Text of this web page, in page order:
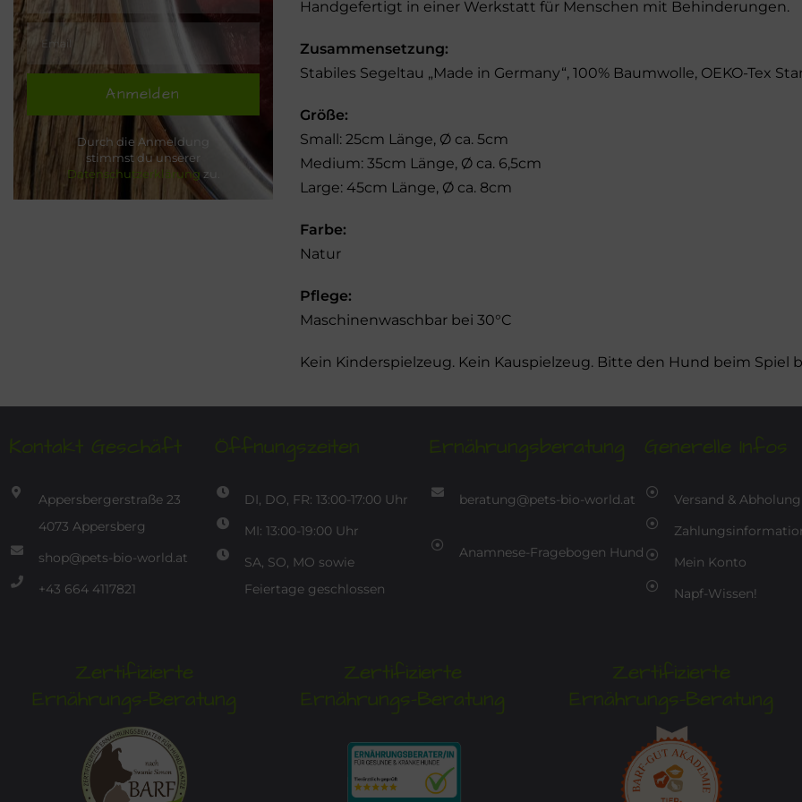
Anmelden
Durch die Anmeldung
stimmst du unserer
Datenschutzerklärungzu.
Handgefertigt in einer Werkstatt für Menschen mit Behinderungen.
Zusammensetzung:
Stabiles Segeltau „Made in Germany“, 100% Baumwolle, OEKO-Tex
Größe:
Small: 25cm Länge, Ø ca. 5cm
Medium: 35cm Länge, Ø ca. 6,5cm
Large: 45cm Länge, Ø ca. 8cm
Farbe:
Natur
Pflege:
Maschinenwaschbar bei 30°C
Kein Kinderspielzeug. Kein Kauspielzeug. Bitte den Hund beim Spiel
Kontakt Geschäft
Appersbergerstraße 23
4073 Appersberg
shop@pets-bio-world.at
+43 664 4117821
Öffnungszeiten
DI, DO, FR: 13:00-17:00 Uhr
MI: 13:00-19:00 Uhr
SA, SO, MO sowie
Feiertage geschlossen
Ernährungsberatung
beratung@pets-bio-world.at
Anamnese-Fragebogen Hund
Generelle Infos
Versand & Abholung
Mein Konto
Napf-Wissen!
Zertifizierte
Ernährungs-Beratung
Zertifizierte
Ernährungs-Beratung
Zertifizierte
Ernährungs-Beratung